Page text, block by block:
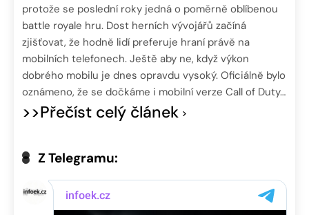
protože se poslední roky jedná o poměrně oblíbenou
battle royale hru. Dost herních vývojářů začíná
zjišťovat, že hodně lidí preferuje hraní právě na
mobilních telefonech. Ještě aby ne, když výkon
dobrého mobilu je dnes opravdu vysoký. Oficiálně bylo
oznámeno, že se dočkáme i mobilní verze Call of Duty…
>>Přečíst celý článek
Z Telegramu: